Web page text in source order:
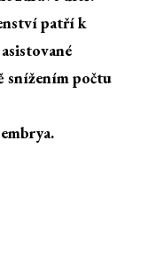
patří k
snížením počtu